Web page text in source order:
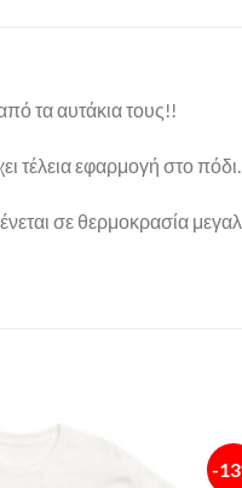
τα αυτάκια τους!!
εφαρμογή στο
σε θερμοκρασία
-